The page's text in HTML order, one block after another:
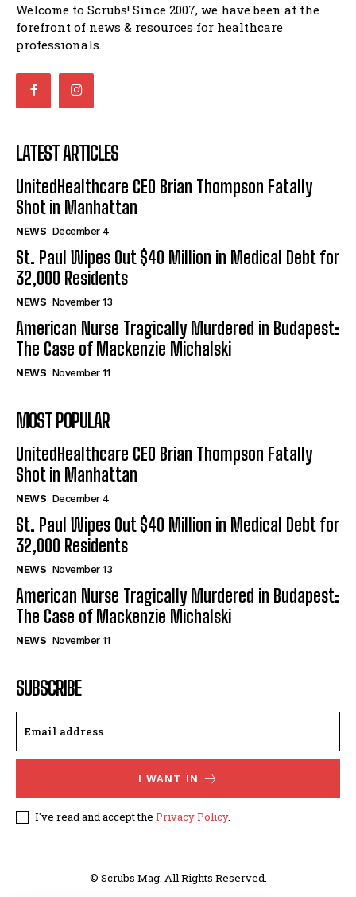
Welcome to Scrubs! Since 2007, we have been at the
forefront of news & resources for healthcare
professionals.
LATEST ARTICLES
UnitedHealthcare CEO Brian Thompson Fatally
Shot in Manhattan
NEWS December 4
St. Paul Wipes Out $40 Million in Medical Debt for
32,000 Residents
NEWS November 13
American Nurse Tragically Murdered in Budapest:
The Case of Mackenzie Michalski
NEWS November 11
MOST POPULAR
UnitedHealthcare CEO Brian Thompson Fatally
Shot in Manhattan
NEWS December 4
St. Paul Wipes Out $40 Million in Medical Debt for
32,000 Residents
NEWS November 13
American Nurse Tragically Murdered in Budapest:
The Case of Mackenzie Michalski
NEWS November 11
SUBSCRIBE
I WANT IN
I've read and accept the Privacy Policy.
© Scrubs Mag. All Rights Reserved.